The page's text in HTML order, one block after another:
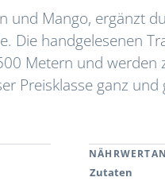
und Mango, ergänzt
Die handgelesenen
Metern und werden
Preisklasse ganz
Zutaten